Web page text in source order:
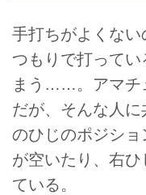
手打ちがよくな
つもりで打って
まう……。アマチ
だが、そんな人
のひじのポジショ
が空いたり、右
ている。